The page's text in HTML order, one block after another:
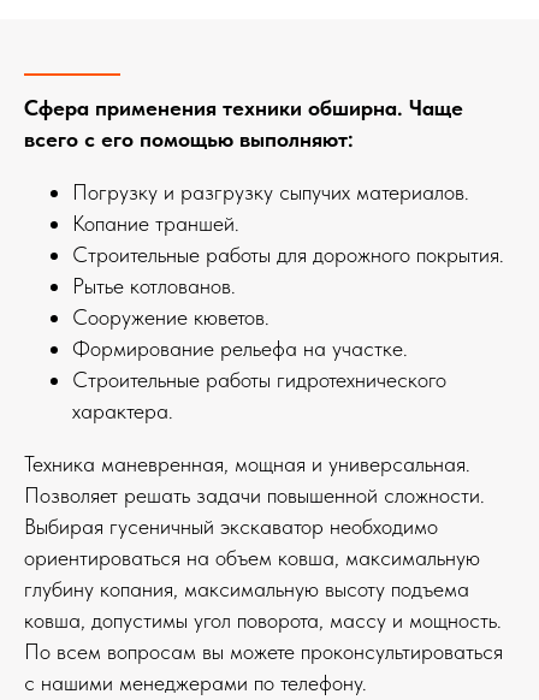
Сфера применения техники обширна. Чаще
всего с его помощью выполняют:
Погрузку и разгрузку сыпучих материалов.
Копание траншей.
Строительные работы для дорожного покрытия.
Рытье котлованов.
Сооружение кюветов.
Формирование рельефа на участке.
Строительные работы гидротехнического
характера.
Техника маневренная, мощная и универсальная.
Позволяет решать задачи повышенной сложности.
Выбирая гусеничный экскаватор необходимо
ориентироваться на объем ковша, максимальную
глубину копания, максимальную высоту подъема
ковша, допустимы угол поворота, массу и мощность.
По всем вопросам вы можете проконсультироваться
с нашими менеджерами по телефону.